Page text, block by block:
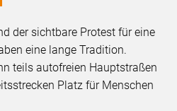
der sichtbare Protest für eine
eine lange Tradition.
teils autofreien Hauptstraßen
Platz für Menschen